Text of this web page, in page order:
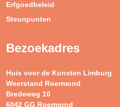
Erfgoedbeleid
Steunpunten
Bezoekadres
Huis voor de Kunsten Limburg
Weerstand Roermond
Bredeweg 10
6042 GG Roermond